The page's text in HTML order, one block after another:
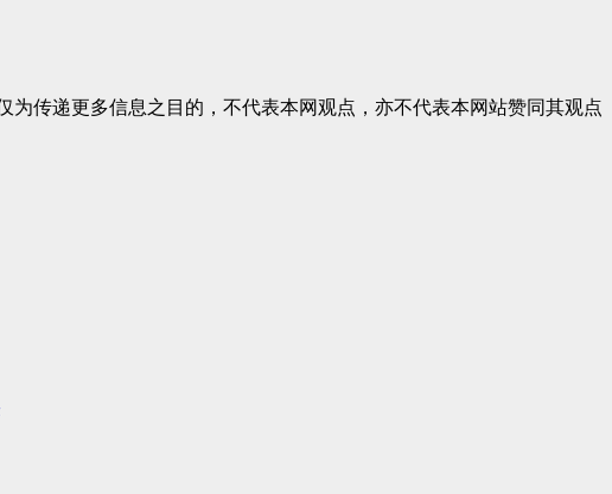
传递更多信息之目的，不代表本网观点，亦不代表本网站赞同其观点